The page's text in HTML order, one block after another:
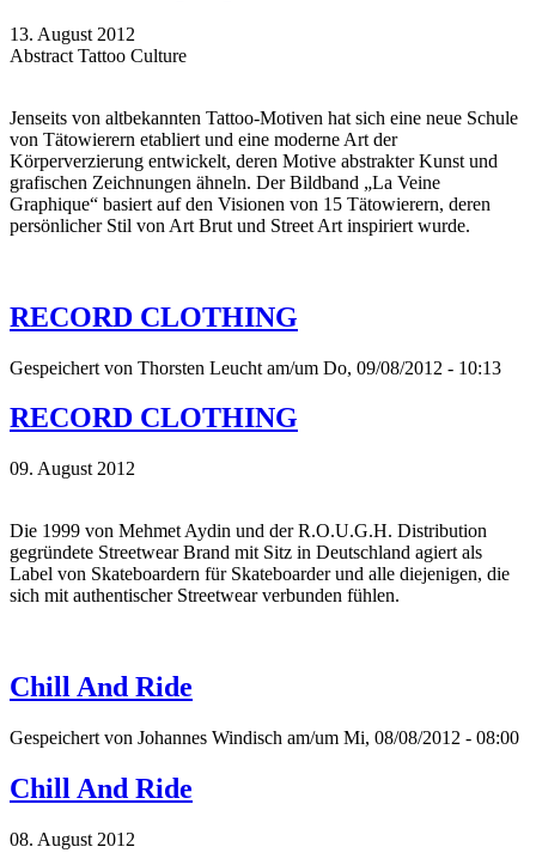
13. August 2012
Abstract Tattoo Culture
Jenseits von altbekannten Tattoo-Motiven hat sich eine neue Schule
von Tätowierern etabliert und eine moderne Art der
Körperverzierung entwickelt, deren Motive abstrakter Kunst und
grafischen Zeichnungen ähneln. Der Bildband „La Veine
Graphique“ basiert auf den Visionen von 15 Tätowierern, deren
persönlicher Stil von Art Brut und Street Art inspiriert wurde.
RECORD CLOTHING
Gespeichert von Thorsten Leucht am/um Do, 09/08/2012 - 10:13
RECORD CLOTHING
09. August 2012
Die 1999 von Mehmet Aydin und der R.O.U.G.H. Distribution
gegründete Streetwear Brand mit Sitz in Deutschland agiert als
Label von Skateboardern für Skateboarder und alle diejenigen, die
sich mit authentischer Streetwear verbunden fühlen.
Chill And Ride
Gespeichert von Johannes Windisch am/um Mi, 08/08/2012 - 08:00
Chill And Ride
08. August 2012